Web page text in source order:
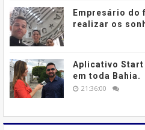
Empresário do
realizar os
Aplicativo
em toda Bahia.
21:36:00